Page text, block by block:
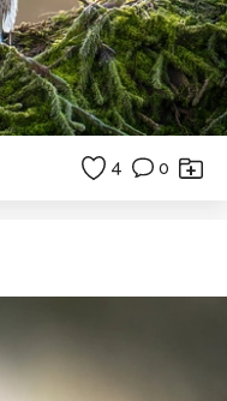
4 0